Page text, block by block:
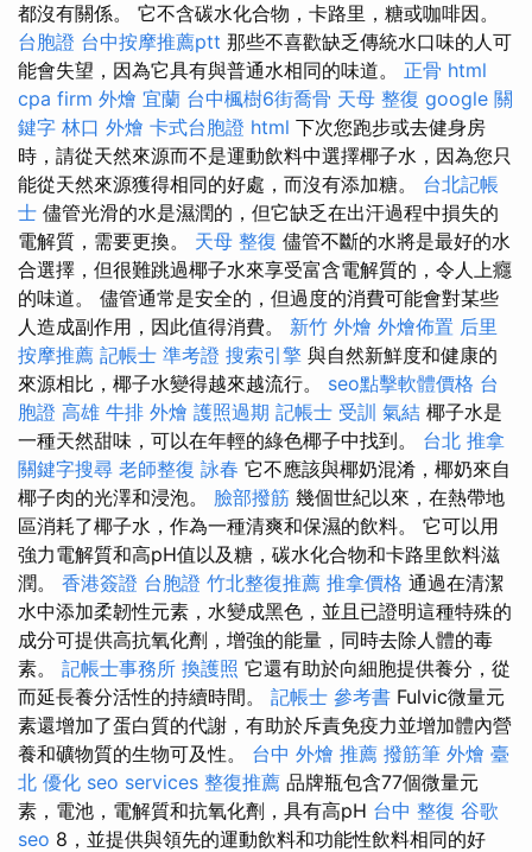
都沒有關係。 它不含碳水化合物，卡路里，糖或咖啡因。
台胞證 台中按摩推薦ptt 那些不喜歡缺乏傳統水口味的人可
能會失望，因為它具有與普通水相同的味道。 正骨 html
cpa firm 外燴 宜蘭 台中楓樹6街喬骨 天母 整復 google 關
鍵字 林口 外燴 卡式台胞證 html 下次您跑步或去健身房
時，請從天然來源而不是運動飲料中選擇椰子水，因為您只
能從天然來源獲得相同的好處，而沒有添加糖。 台北記帳
士 儘管光滑的水是濕潤的，但它缺乏在出汗過程中損失的
電解質，需要更換。 天母 整復 儘管不斷的水將是最好的水
合選擇，但很難跳過椰子水來享受富含電解質的，令人上癮
的味道。 儘管通常是安全的，但過度的消費可能會對某些
人造成副作用，因此值得消費。 新竹 外燴 外燴佈置 后里
按摩推薦 記帳士 準考證 搜索引擎 與自然新鮮度和健康的
來源相比，椰子水變得越來越流行。 seo點擊軟體價格 台
胞證 高雄 牛排 外燴 護照過期 記帳士 受訓 氣結 椰子水是
一種天然甜味，可以在年輕的綠色椰子中找到。 台北 推拿
關鍵字搜尋 老師整復 詠春 它不應該與椰奶混淆，椰奶來自
椰子肉的光澤和浸泡。 臉部撥筋 幾個世紀以來，在熱帶地
區消耗了椰子水，作為一種清爽和保濕的飲料。 它可以用
強力電解質和高pH值以及糖，碳水化合物和卡路里飲料滋
潤。 香港簽證 台胞證 竹北整復推薦 推拿價格 通過在清潔
水中添加柔韌性元素，水變成黑色，並且已證明這種特殊的
成分可提供高抗氧化劑，增強的能量，同時去除人體的毒
素。 記帳士事務所 換護照 它還有助於向細胞提供養分，從
而延長養分活性的持續時間。 記帳士 參考書 Fulvic微量元
素還增加了蛋白質的代謝，有助於斥責免疫力並增加體內營
養和礦物質的生物可及性。 台中 外燴 推薦 撥筋筆 外燴 臺
北 優化 seo services 整復推薦 品牌瓶包含77個微量元
素，電池，電解質和抗氧化劑，具有高pH 台中 整復 谷歌
seo 8，並提供與領先的運動飲料和功能性飲料相同的好